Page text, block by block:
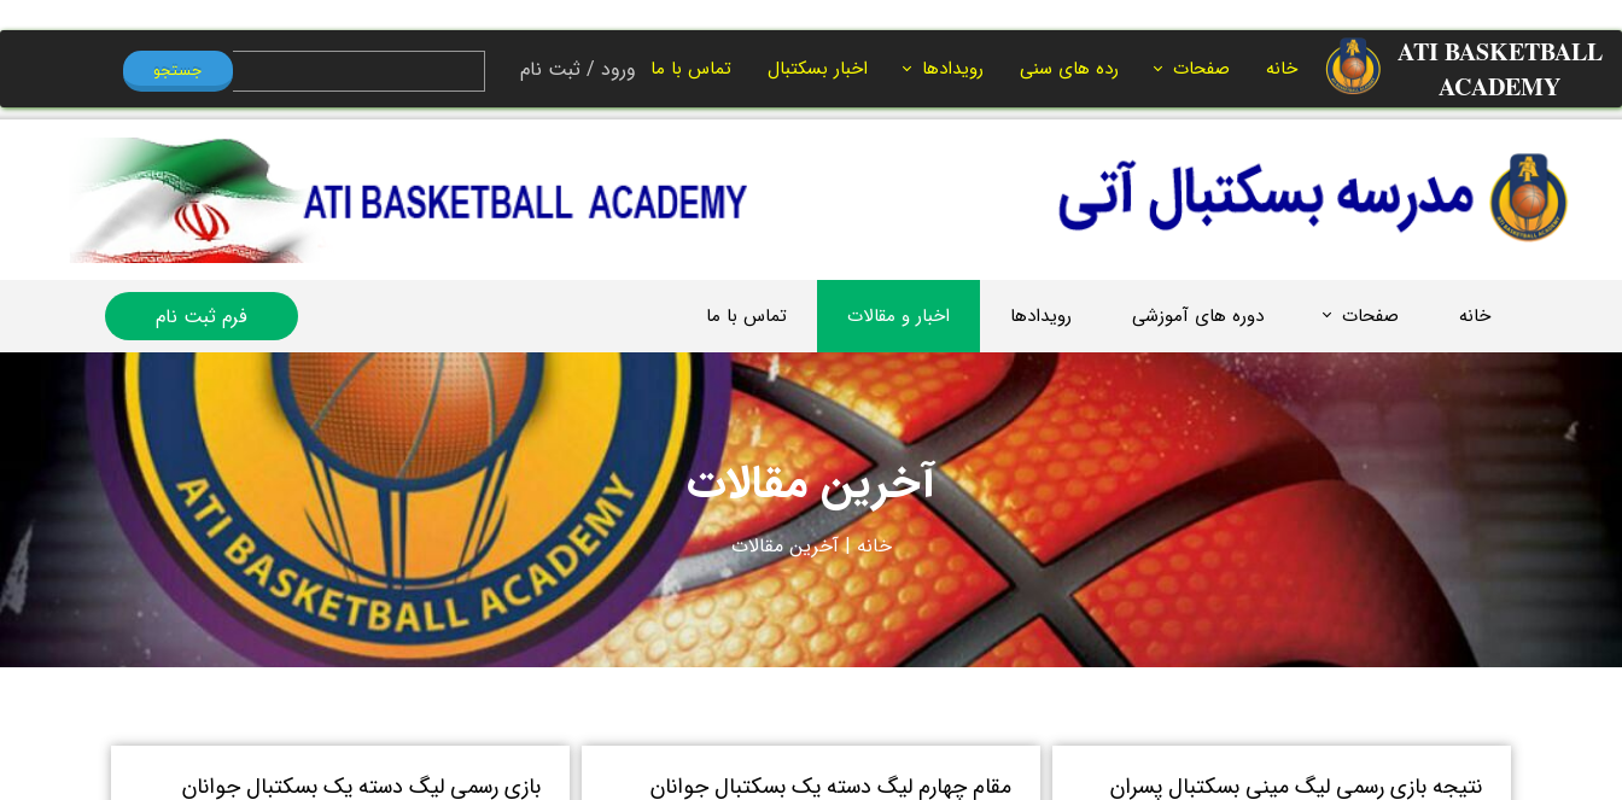
خانه صفحات رده های سنی رویدادها اخبار بسکتبال تماس با ما ورود / ثبت نام
حساب کاربری من
سفارشات
جستجو
ATI BASKETBALL
ACADEMY​​​​​​​
فرم ثبت نام خانه صفحات دوره های آموزشی رویدادها اخبار و مقالات تماس با ما
آخرین مقالات
خانه|آخرین مقالات
نتیجه بازی رسمی لیگ مینی بسکتبال پسران مقام چهارم لیگ دسته یک بسکتبال جوانان بازی رسمی لیگ دسته یک بسکتبال جوانان